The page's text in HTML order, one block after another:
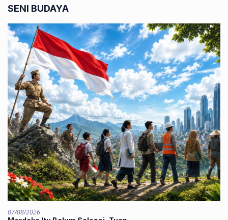
SENI BUDAYA
07/08/2026